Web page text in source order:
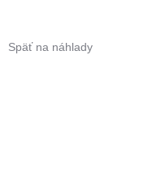
Späť na náhlady